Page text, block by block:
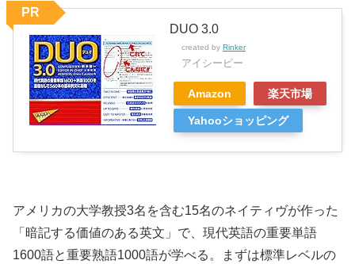
DUO 3.0
created by Rinker
アイシーピー
Amazon 楽天市場
Yahooショッピング
PR
アメリカの大学教授3名を含む15名のネイティヴが作った
「暗記する価値のある英文」で、現代英語の重要単語
1600語と重要熟語1000語が学べる。まずは標準レベルの